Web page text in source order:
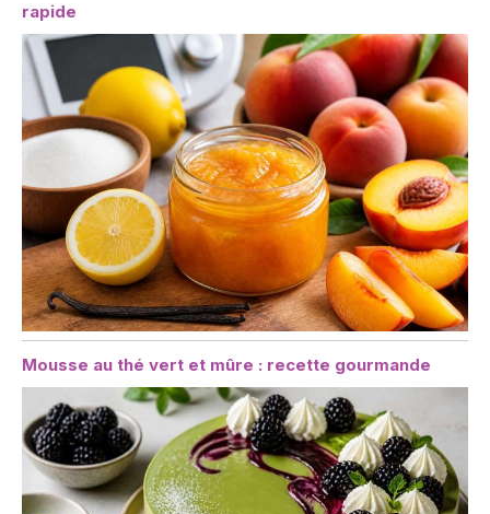
rapide
Mousse au thé vert et mûre : recette gourmande